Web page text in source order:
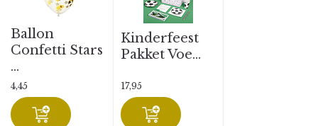
Ballon
Confetti Stars
...
4,45
Kinderfeest
Pakket Voe...
17,95